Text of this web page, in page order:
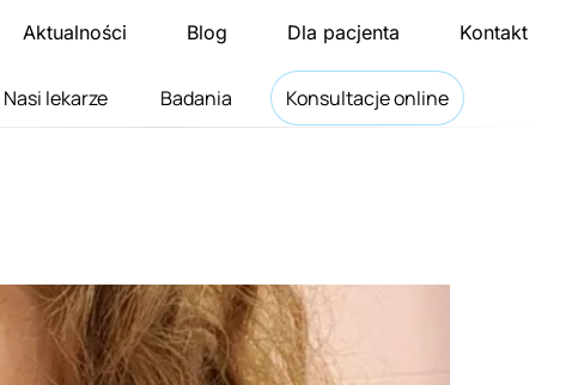
Aktualności Blog Dla pacjenta Kontakt
Nasi lekarze Badania Konsultacje online